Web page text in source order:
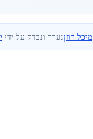
מיכל רוזןנערך ונבדק על ידי